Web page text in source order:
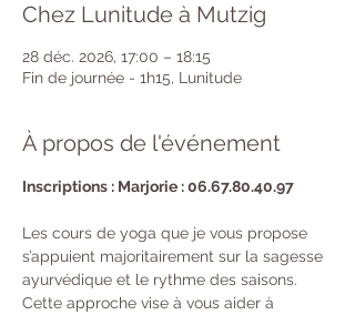
Chez Lunitude à Mutzig
28 déc. 2026, 17:00 – 18:15
Fin de journée - 1h15, Lunitude
À propos de l'événement
Inscriptions : Marjorie : 06.67.80.40.97
Les cours de yoga que je vous propose
s’appuient majoritairement sur la sagesse
ayurvédique et le rythme des saisons.
Cette approche vise à vous aider à